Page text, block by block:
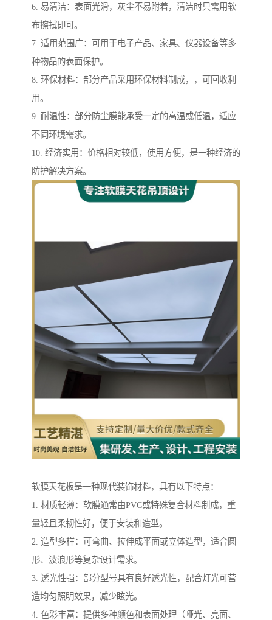
6. 易清洁：表面光滑，灰尘不易附着，清洁时只需用软
布擦拭即可。
7. 适用范围广：可用于电子产品、家具、仪器设备等多
种物品的表面保护。
8. 环保材料：部分产品采用环保材料制成，，可回收利
用。
9. 耐温性：部分防尘膜能承受一定的高温或低温，适应
不同环境需求。
10. 经济实用：价格相对较低，使用方便，是一种经济的
防护解决方案。
软膜天花板是一种现代装饰材料，具有以下特点：
1. 材质轻薄：软膜通常由PVC或特殊复合材料制成，重
量轻且柔韧性好，便于安装和造型。
2. 造型多样：可弯曲、拉伸成平面或立体造型，适合圆
形、波浪形等复杂设计需求。
3. 透光性强：部分型号具有良好透光性，配合灯光可营
造均匀照明效果，减少眩光。
4. 色彩丰富：提供多种颜色和表面处理（哑光、亮面、